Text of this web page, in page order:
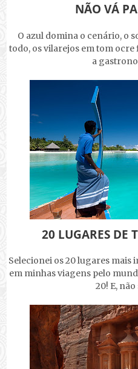
NÃO VÁ
O azul domina o cenário, o
todo, os vilarejos em tom
a
20 LUGARES DE
Selecionei os 20 lugares mais
em minhas viagens pelo
20! E, não